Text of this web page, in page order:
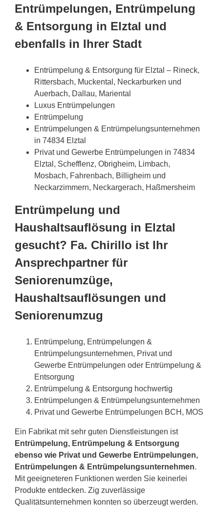
Entrümpelungen, Entrümpelung
& Entsorgung in Elztal und
ebenfalls in Ihrer Stadt
Entrümpelung & Entsorgung für Elztal – Rineck,
Rittersbach, Muckental, Neckarburken und
Auerbach, Dallau, Mariental
Luxus Entrümpelungen
Entrümpelung
Entrümpelungen & Entrümpelungsunternehmen
in 74834 Elztal
Privat und Gewerbe Entrümpelungen in 74834
Elztal, Schefflenz, Obrigheim, Limbach,
Mosbach, Fahrenbach, Billigheim und
Neckarzimmern, Neckargerach, Haßmersheim
Entrümpelung und
Haushaltsauflösung in Elztal
gesucht? Fa. Chirillo ist Ihr
Ansprechpartner für
Seniorenumzüge,
Haushaltsauflösungen und
Seniorenumzug
Entrümpelung, Entrümpelungen &
Entrümpelungsunternehmen, Privat und
Gewerbe Entrümpelungen oder Entrümpelung &
Entsorgung
Entrümpelung & Entsorgung hochwertig
Entrümpelungen & Entrümpelungsunternehmen
Privat und Gewerbe Entrümpelungen BCH, MOS
Ein Fabrikat mit sehr guten Dienstleistungen ist
Entrümpelung, Entrümpelung & Entsorgung
ebenso wie Privat und Gewerbe Entrümpelungen,
Entrümpelungen & Entrümpelungsunternehmen.
Mit geeigneteren Funktionen werden Sie keinerlei
Produkte entdecken. Zig zuverlässige
Qualitätsunternehmen konnten so überzeugt werden.